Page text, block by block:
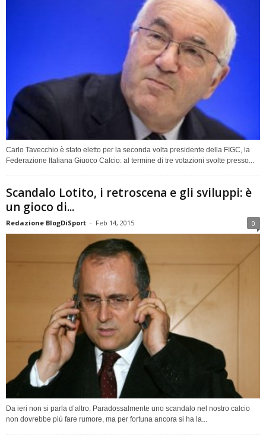
Carlo Tavecchio è stato eletto per la seconda volta presidente della FIGC, la
Federazione Italiana Giuoco Calcio: al termine di tre votazioni svolte presso...
Scandalo Lotito, i retroscena e gli sviluppi: è
un gioco di...
Redazione BlogDiSport - Feb 14, 2015 0
Da ieri non si parla d’altro. Paradossalmente uno scandalo nel nostro calcio
non dovrebbe più fare rumore, ma per fortuna ancora si ha la...